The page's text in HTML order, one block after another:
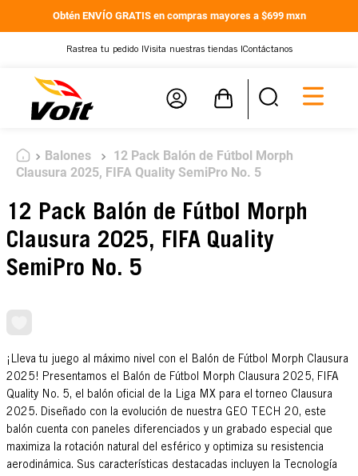
Obtén ENVÍO GRATIS en compras mayores a $699 mxn
Rastrea tu pedido | Visita nuestras tiendas | Contáctanos
Balones
12 Pack Balón de Fútbol Morph
Clausura 2025, FIFA Quality SemiPro No. 5
12 Pack Balón de Fútbol Morph
Clausura 2025, FIFA Quality
SemiPro No. 5
¡Lleva tu juego al máximo nivel con el Balón de Fútbol Morph Clausura
2025! Presentamos el Balón de Fútbol Morph Clausura 2025, FIFA
Quality No. 5, el balón oficial de la Liga MX para el torneo Clausura
2025. Diseñado con la evolución de nuestra GEO TECH 20, este
balón cuenta con paneles diferenciados y un grabado especial que
maximiza la rotación natural del esférico y optimiza su resistencia
aerodinámica. Sus características destacadas incluyen la Tecnología